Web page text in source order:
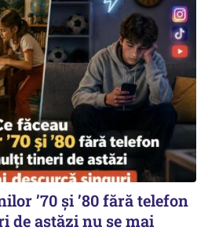
’70 și ’80 fără telefon
de astăzi nu se mai